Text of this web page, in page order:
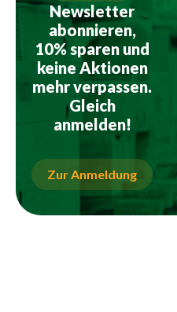
Newsletter
abonnieren,
10% sparen und
keine Aktionen
mehr verpassen.
Gleich
anmelden!
Zur Anmeldung